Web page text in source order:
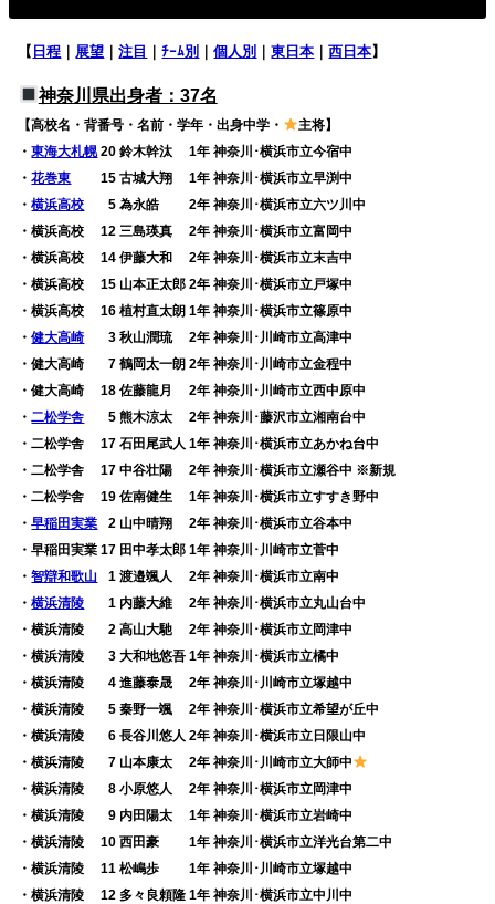
【 日程 展望 ｜注目 ｜ﾁｰﾑ別 ｜個人別 ｜東日本 ｜西日本】
神奈川県出身者：37名
【高校名・背番号・名前・学年・出身中学・
主将】
・東海大札幌20 鈴木幹汰 1年 神奈川･横浜市立今宿中
・花巻東 15 古城大翔 1年 神奈川･横浜市立早渕中
・横浜高校 05 為永皓 2年 神奈川･横浜市立六ツ川中
・横浜高校 12 三島瑛真 2年 神奈川･横浜市立富岡中
・横浜高校 14 伊藤大和 2年 神奈川･横浜市立末吉中
・横浜高校 15 山本正太郎 2年 神奈川･横浜市立戸塚中
・横浜高校 16 植村直太朗 1年 神奈川･横浜市立篠原中
・健大高崎 03 秋山潤琉 2年 神奈川･川崎市立高津中
・健大高崎
07 鶴岡太一朗 2年 神奈川･川崎市立金程中
・健大高崎 18 佐藤龍月 2年 神奈川･川崎市立西中原中
・二松学舎 05 熊木涼太 2年 神奈川･藤沢市立湘南台中
・二松学舎 17 石田尾武人 1年 神奈川･横浜市立あかね台中
・二松学舎 17 中谷壮陽 2年 神奈川･横浜市立瀬谷中 ※新規
・二松学舎 19 佐南健生 1年 神奈川･横浜市立すすき野中
・早稲田実業 02 山中晴翔 2年 神奈川･横浜市立谷本中
・早稲田実業 17 田中孝太郎 1年 神奈川･川崎市立菅中
・智辯和歌山 01 渡邉颯人 2年 神奈川･横浜市立南中
・横浜清陵 01 内藤大維 2年 神奈川･横浜市立丸山台中
・横浜清陵
02 高山大馳 2年 神奈川･横浜市立岡津中
・横浜清陵
03 大和地悠吾 1年 神奈川･横浜市立橘中
・横浜清陵
04 進藤泰晟 2年 神奈川･川崎市立塚越中
・横浜清陵
05 秦野一颯 2年 神奈川･横浜市立希望が丘中
・横浜清陵
06 長谷川悠人 2年 神奈川･横浜市立日限山中
・横浜清陵
07 山本康太 2年 神奈川･川崎市立大師中
・横浜清陵
08 小原悠人 2年 神奈川･横浜市立岡津中
・横浜清陵
09 内田陽太 1年 神奈川･横浜市立岩崎中
・横浜清陵 10 西田豪 1年 神奈川･横浜市立洋光台第二中
・横浜清陵 11 松嶋歩 1年 神奈川･川崎市立塚越中
・横浜清陵 12 多々良頼隆 1年 神奈川･横浜市立中川中